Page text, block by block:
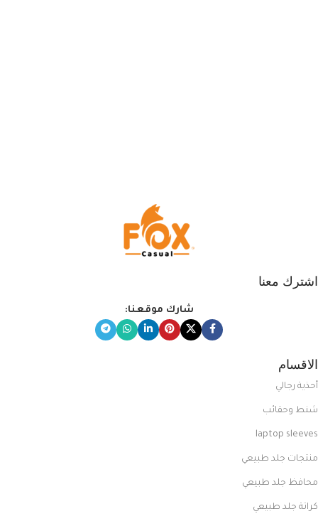
اشترك معنا
شارك موقعنا:
الاقسام
أحذية رجالي
شنط وحقائب
laptop sleeves
منتجات جلد طبيعي
محافظ جلد طبيعي
كراتة جلد طبيعي